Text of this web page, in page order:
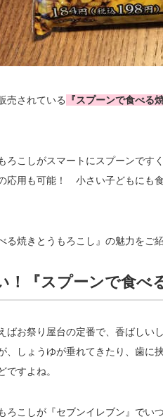
売されている 『スプーンで食べる
ろこしがスマートにスプーンです
応用も可能！ 小さい子どもにも
る焼きとうもろこし』の魅力をご紹
！『スプーンで食べ
ばお祭り屋台の定番で、香ばしい
、しょうゆが垂れてきたり、歯に
ですよね。
ろこしが『セブンイレブン』でい